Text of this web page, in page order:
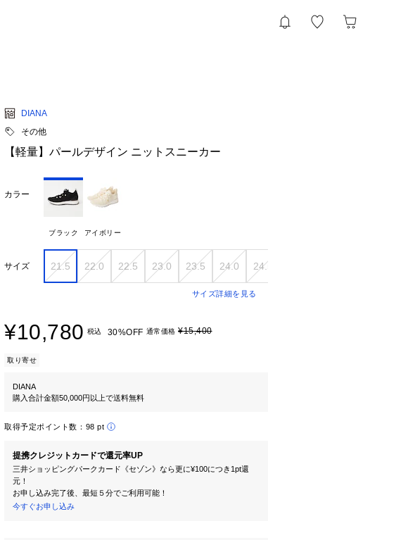
DIANA
その他
【軽量】パールデザイン ニットスニーカー
カラー
ブラック アイボリー
サイズ 21.5 22.0 22.5 23.0 23.5 24.0 24.5
サイズ詳細を見る
¥10,780 税込 30%OFF 通常価格 ¥15,400
取り寄せ
DIANA
購入合計金額50,000円以上で送料無料
取得予定ポイント数： 98 pt
提携クレジットカードで還元率UP
三井ショッピングパークカード《セゾン》なら更に¥100につき1pt還
元！
お申し込み完了後、最短５分でご利用可能！
今すぐお申し込み